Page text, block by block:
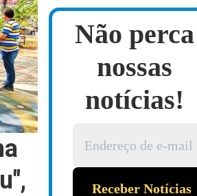
Não perca
nossas
notícias!